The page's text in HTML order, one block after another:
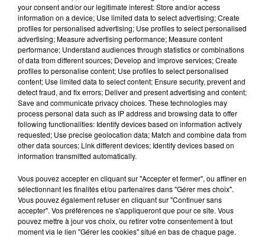
beaucoup souffert/Nous sommes issus d'un peuple qui ne
veut plus souffrir") avec un clip réalisé par Mathieu
Kassovitz.
your consent and/or our legitimate interest: Store and/or access
information on a device; Use limited data to select advertising; Create
profiles for personalised advertising; Use profiles to select personalised
advertising; Measure advertising performance; Measure content
performance; Understand audiences through statistics or combinations
of data from different sources; Develop and improve services; Create
profiles to personalise content; Use profiles to select personalised
content; Use limited data to select content; Ensure security, prevent and
detect fraud, and fix errors; Deliver and present advertising and content;
Save and communicate privacy choices. These technologies may
process personal data such as IP address and browsing data to offer
following functionalities: Identify devices based on information actively
requested; Use precise geolocation data; Match and combine data from
other data sources; Link different devices; Identify devices based on
information transmitted automatically.
Vous pouvez accepter en cliquant sur "Accepter et fermer", ou affiner en
sélectionnant les finalités et/ou partenaires dans "Gérer mes choix".
Vous pouvez également refuser en cliquant sur "Continuer sans
accepter". Vos préférences ne s'appliqueront que pour ce site. Vous
pouvez mettre à jour vos choix, ou retirer votre consentement à tout
moment via le lien "Gérer les cookies" situé en bas de chaque page.